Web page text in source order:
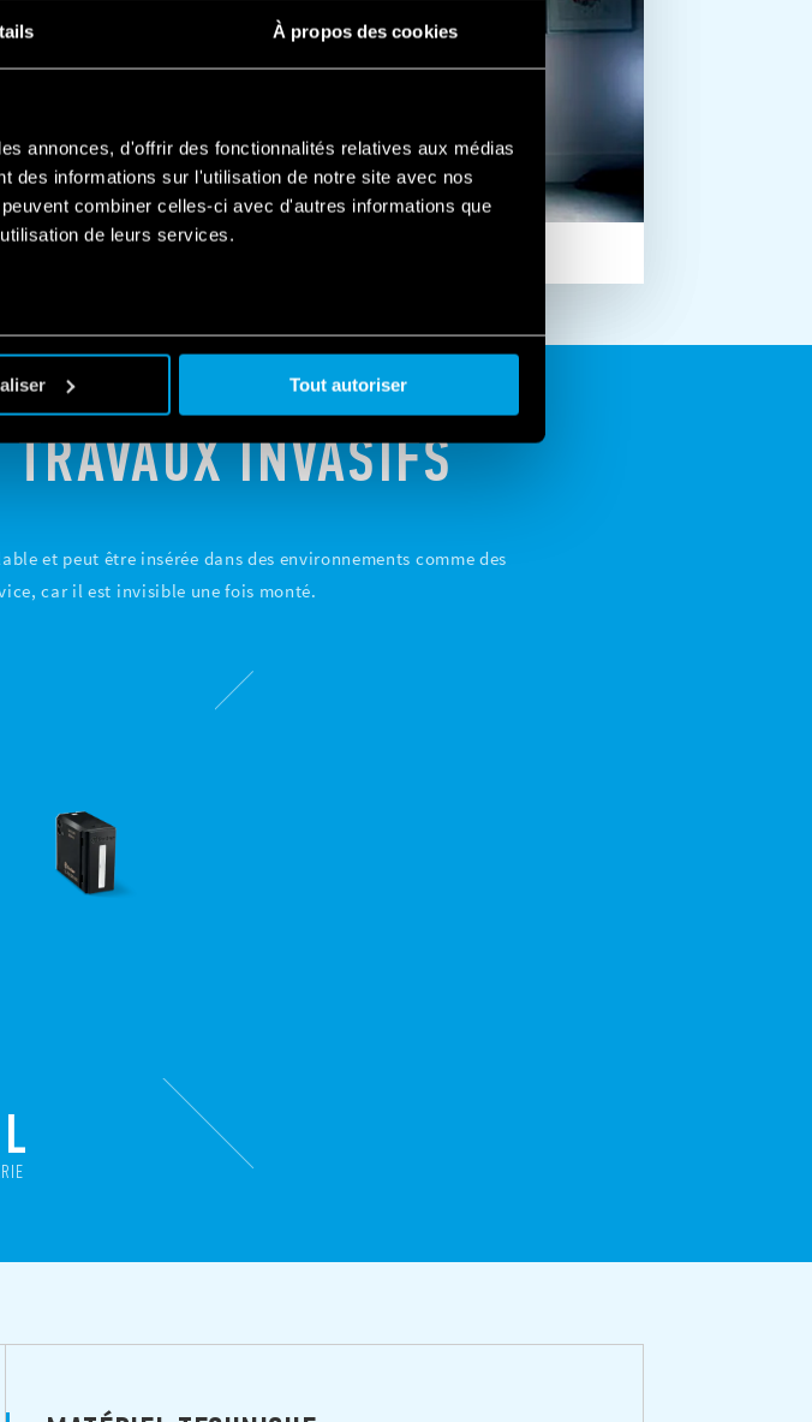
À propos des cookies
annonces, d'offrir des fonctionnalités relatives aux médias
des informations sur l'utilisation de notre site avec nos
combiner celles-ci avec d'autres informations que
de leurs services.
Tout autoriser
INVASIFS
et peut être insérée dans des environnements comme des
car il est invisible une fois monté.